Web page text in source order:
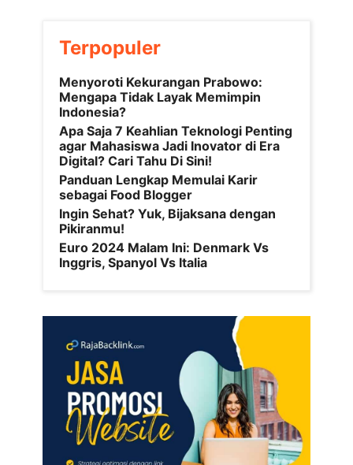
Terpopuler
Menyoroti Kekurangan Prabowo:
Mengapa Tidak Layak Memimpin
Indonesia?
Apa Saja 7 Keahlian Teknologi Penting
agar Mahasiswa Jadi Inovator di Era
Digital? Cari Tahu Di Sini!
Panduan Lengkap Memulai Karir
sebagai Food Blogger
Ingin Sehat? Yuk, Bijaksana dengan
Pikiranmu!
Euro 2024 Malam Ini: Denmark Vs
Inggris, Spanyol Vs Italia